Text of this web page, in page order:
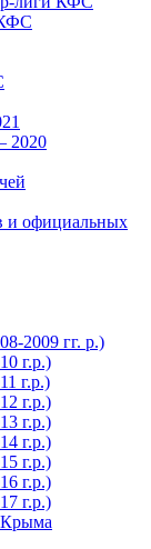
2020
и официальных
2009 гг. р.)
г.р.)
г.р.)
г.р.)
г.р.)
г.р.)
г.р.)
г.р.)
г.р.)